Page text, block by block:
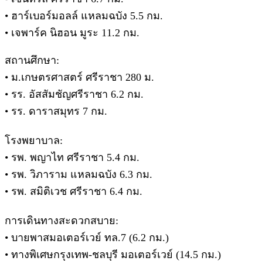
• ฮาร์เบอร์มอลล์ แหลมฉบัง 5.5 กม.
• เจพาร์ค นิฮอน มูระ 11.2 กม.
สถานศึกษา:
• ม.เกษตรศาสตร์ ศรีราชา 280 ม.
• รร. อัสสัมชัญศรีราชา 6.2 กม.
• รร. ดาราสมุทร 7 กม.
โรงพยาบาล:
• รพ. พญาไท ศรีราชา 5.4 กม.
• รพ. วิภาราม แหลมฉบัง 6.3 กม.
• รพ. สมิติเวช ศรีราชา 6.4 กม.
การเดินทางสะดวกสบาย:
• บายพาสมอเตอร์เวย์ ทล.7 (6.2 กม.)
• ทางพิเศษกรุงเทพ-ชลบุรี มอเตอร์เวย์ (14.5 กม.)